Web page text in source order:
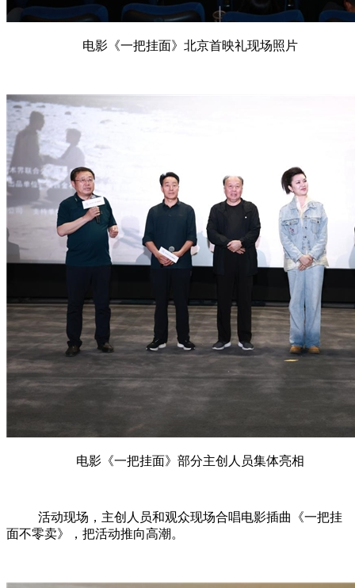
电影《一把挂面》北京首映礼现场照片
电影《一把挂面》部分主创人员集体亮相
活动现场，主创人员和观众现场合唱电影插曲《一把挂
面不零卖》，把活动推向高潮。